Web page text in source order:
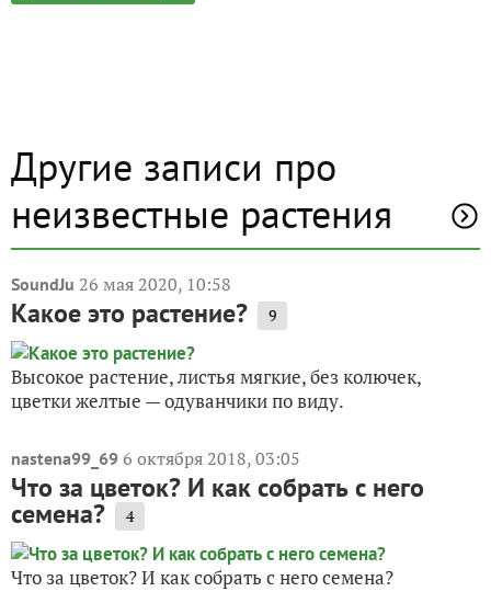
Другие записи про
неизвестные растения
SoundJu 26 мая 2020, 10:58
Какое это растение? 9
Высокое растение, листья мягкие, без колючек,
цветки желтые — одуванчики по виду.
nastena99_69 6 октября 2018, 03:05
Что за цветок? И как собрать с него
семена? 4
Что за цветок? И как собрать с него семена?